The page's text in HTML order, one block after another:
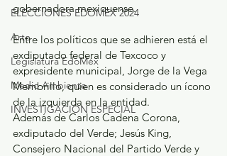
ELECCIONES EDOMEX 2024
Arte
Legislatura EdoMéx
Medio Ambiente
INVESTIGACIÓN ESPECIAL
gobernadora mexiquense.
Entre los políticos que se adhieren está el
exdiputado federal de Texcoco y
expresidente municipal, Jorge de la Vega
Membrillo, quien es considerado un ícono
de la izquierda en la entidad.
Además de Carlos Cadena Corona,
exdiputado del Verde; Jesús King,
Consejero Nacional del Partido Verde y